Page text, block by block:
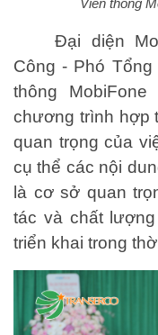
Đại diện
Công - Phó
thông
chương trình hợp
quan trọng của
cụ thể các nội
là cơ sở quan
tác và chất
triển khai trong